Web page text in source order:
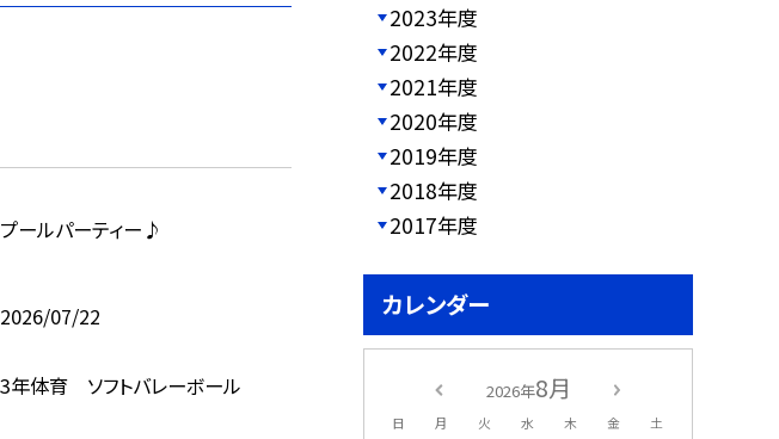
プールパーティー♪
2026/07/22
3年体育 ソフトバレーボール
2023年度
2022年度
2021年度
2020年度
2019年度
2018年度
2017年度
カレンダー
2026年8月
日 月 火 水 木 金 土